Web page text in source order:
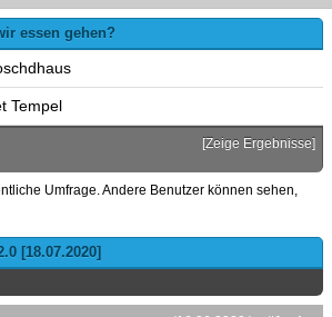
essen gehen?
Tempel
[Zeige Ergebnisse]
Umfrage. Andere Benutzer können sehen,
[18.07.2020]